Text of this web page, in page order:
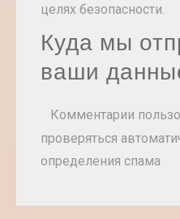
целях безопасности.
Куда мы
ваши
Комментарии
проверяться
определения спама